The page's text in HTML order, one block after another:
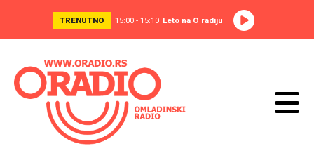
TRENUTNO 15:00 - 15:10 Leto na O radiju